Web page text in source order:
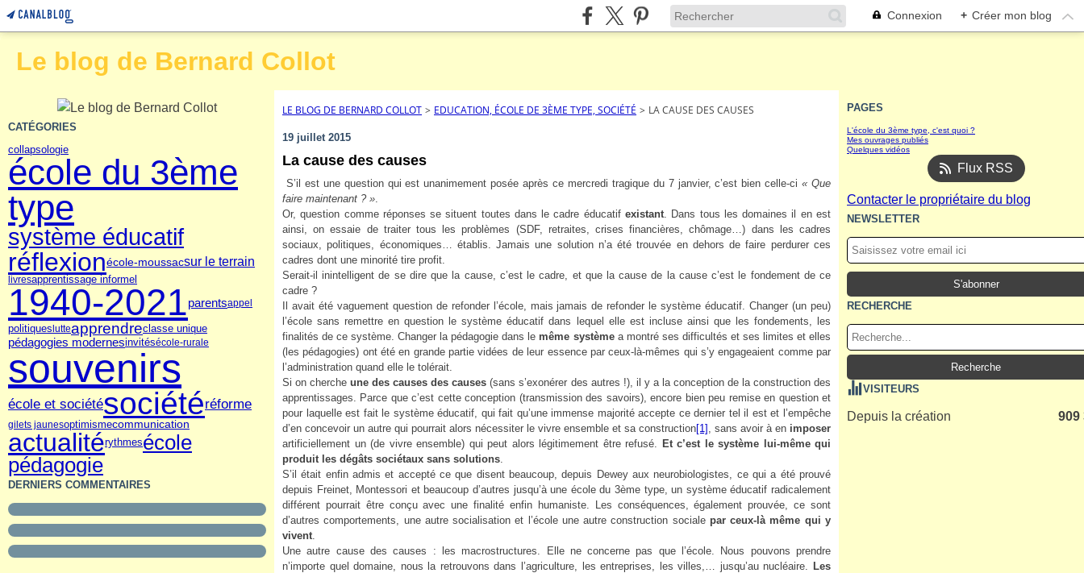
Connexion + Créer mon blog
Le blog de Bernard Collot
CATÉGORIES
collapsologie
école du 3ème
type
système éducatif
réflexionécole-moussacsur le terrain
livresapprentissage informel
1940-2021parentsappel
politiqueslutteapprendreclasse unique
pédagogies modernesinvitésécole-rurale
souvenirs
école et sociétésociétéréforme
gilets jaunesoptimismecommunication
actualitérythmesécole
pédagogie
DERNIERS COMMENTAIRES
LE BLOG DE BERNARD COLLOT > EDUCATION, ÉCOLE DE 3ÈME TYPE, SOCIÉTÉ > LA CAUSE DES CAUSES
19 juillet 2015
La cause des causes
S’il est une question qui est unanimement posée après ce mercredi tragique du 7 janvier, c’est bien celle-ci« Que
faire maintenant ? ».
Or, question comme réponses se situent toutes dans le cadre éducatifexistant. Dans tous les domaines il en est
ainsi, on essaie de traiter tous les problèmes (SDF, retraites, crises financières, chômage…) dans les cadres
sociaux, politiques, économiques… établis. Jamais une solution n’a été trouvée en dehors de faire perdurer ces
cadres dont une minorité tire profit.
Serait-il inintelligent de se dire que la cause, c’est le cadre, et que la cause de la cause c’est le fondement de ce
cadre ?
Il avait été vaguement question de refonder l’école, mais jamais de refonder le système éducatif. Changer (un peu)
l’école sans remettre en question le système éducatif dans lequel elle est incluse ainsi que les fondements, les
finalités de ce système. Changer la pédagogie dans le même systèmea montré ses difficultés et ses limites et elles
(les pédagogies) ont été en grande partie vidées de leur essence par ceux-là-mêmes qui s’y engageaient comme par
l’administration quand elle le tolérait.
Si on chercheune des causes des causes (sans s’exonérer des autres !), il y a la conception de la construction des
apprentissages. Parce que c’est cette conception (transmission des savoirs), encore bien peu remise en question et
pour laquelle est fait le système éducatif, qui fait qu’une immense majorité accepte ce dernier tel il est et l’empêche
d’en concevoir un autre qui pourrait alors nécessiter le vivre ensemble et sa construction[1] , sans avoir à en imposer
artificiellement un (de vivre ensemble) qui peut alors légitimement être refusé. Et c’est le système lui-même qui
produit les dégâts sociétaux sans solutions.
S’il était enfin admis et accepté ce que disent beaucoup, depuis Dewey aux neurobiologistes, ce qui a été prouvé
depuis Freinet, Montessori et beaucoup d’autres jusqu’à une école du 3ème type, un système éducatif radicalement
différent pourrait être conçu avec une finalité enfin humaniste. Les conséquences, également prouvée, ce sont
d’autres comportements, une autre socialisation et l’école une autre construction sociale par ceux-là même qui y
vivent.
Une autre cause des causes : les macrostructures. Elle ne concerne pas que l’école. Nous pouvons prendre
n’importe quel domaine, nous la retrouvons dans l’agriculture, les entreprises, les villes,… jusqu’au nucléaire. Les
PAGES
L'école du 3ème type, c'est quoi ?
Mes ouvrages publiés
Quelques vidéos
Flux RSS
Contacter le propriétaire du blog
NEWSLETTER
RECHERCHE
VISITEURS
Depuis la création 909